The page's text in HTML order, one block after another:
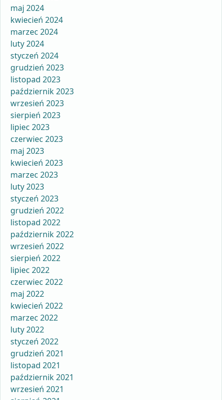
maj 2024
kwiecień 2024
marzec 2024
luty 2024
styczeń 2024
grudzień 2023
listopad 2023
październik 2023
wrzesień 2023
sierpień 2023
lipiec 2023
czerwiec 2023
maj 2023
kwiecień 2023
marzec 2023
luty 2023
styczeń 2023
grudzień 2022
listopad 2022
październik 2022
wrzesień 2022
sierpień 2022
lipiec 2022
czerwiec 2022
maj 2022
kwiecień 2022
marzec 2022
luty 2022
styczeń 2022
grudzień 2021
listopad 2021
październik 2021
wrzesień 2021